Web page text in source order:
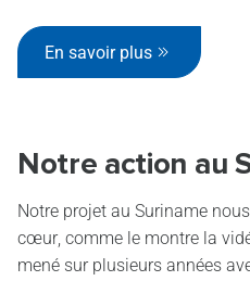
En savoir plus
Notre action au
Notre projet au Suriname
cœur, comme le montre la
mené sur plusieurs années